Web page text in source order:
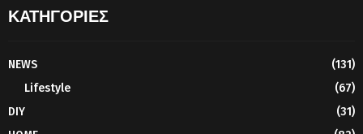
ΚΑΤΗΓΟΡΙΕΣ
NEWS
(131)
Lifestyle
(67)
DIY
(31)